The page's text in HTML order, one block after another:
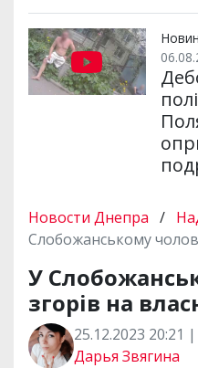
Новости Днепра /
Слобожанському
У
згорів на
25.12.2023 20:21 |
Дарья Звягина